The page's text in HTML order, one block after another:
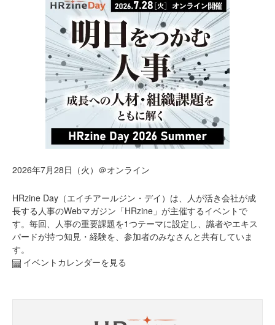
2026年7月28日（火）＠オンライン
HRzine Day（エイチアールジン・デイ）は、人が活き会社が成
長する人事のWebマガジン「HRzine」が主催するイベントで
す。毎回、人事の重要課題を1つテーマに設定し、識者やエキス
パードが持つ知見・経験を、参加者のみなさんと共有していま
す。
イベントカレンダーを見る